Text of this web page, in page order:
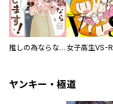
推しの為ならなんでもします！ 女子高生VS-R
ヤンキー・極道